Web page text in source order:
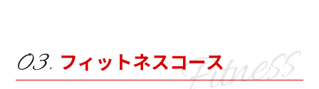
フィットネスコース